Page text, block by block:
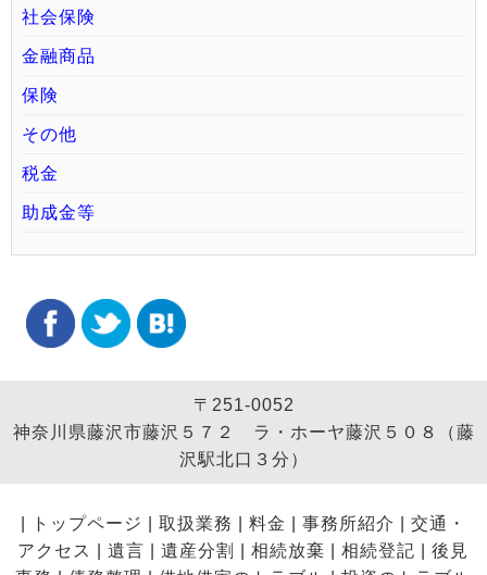
社会保険
金融商品
保険
その他
税金
助成金等
〒251-0052
神奈川県藤沢市藤沢５７２ ラ・ホーヤ藤沢５０８（藤
沢駅北口３分）
トップページ 取扱業務 料金 事務所紹介
交通・
アクセス
遺言 遺産分割 相続放棄 相続登記
後見